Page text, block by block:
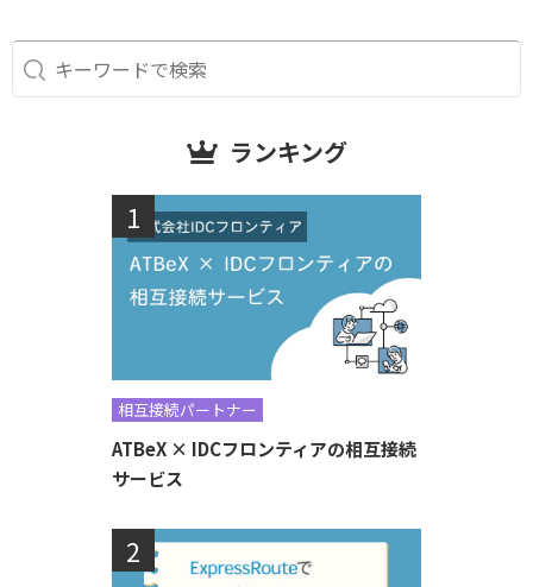
ランキング
相互接続パートナー
ATBeX × IDCフロンティアの相互接続
サービス